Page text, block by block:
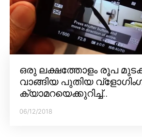
ഒരു ലക്ഷത്തോളം രൂപ
വാങ്ങിയ പുതിയ
ക്യാമറയെക്കുറിച്ച്..
06/12/2018